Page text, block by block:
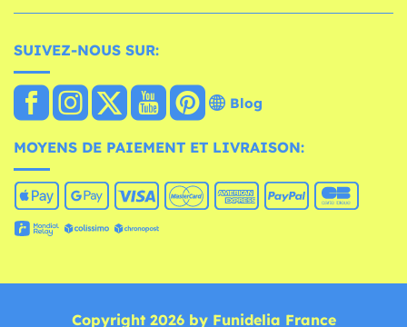
SUIVEZ-NOUS SUR:
Blog
MOYENS DE PAIEMENT ET LIVRAISON:
Copyright 2026 by Funidelia France